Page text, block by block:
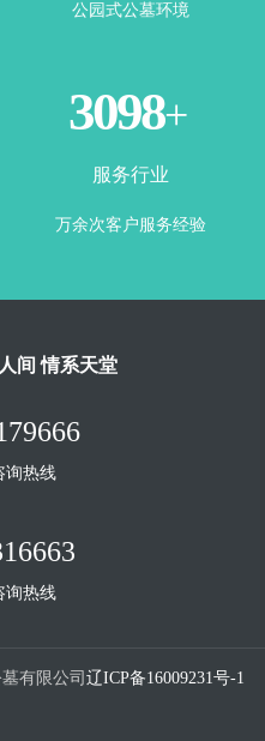
公园式公墓环境
3500+
服务行业
万余次客户服务经验
间 情系天堂
询热线
询热线
有限公司 辽ICP备16009231号-1